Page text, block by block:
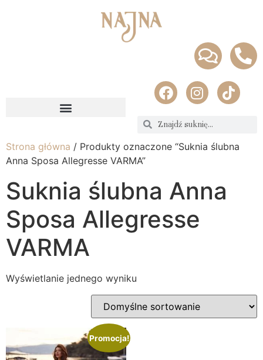
Strona główna / Produkty oznaczone “Suknia ślubna
Anna Sposa Allegresse VARMA”
Suknia ślubna Anna
Sposa Allegresse
VARMA
Wyświetlanie jednego wyniku
Promocja!